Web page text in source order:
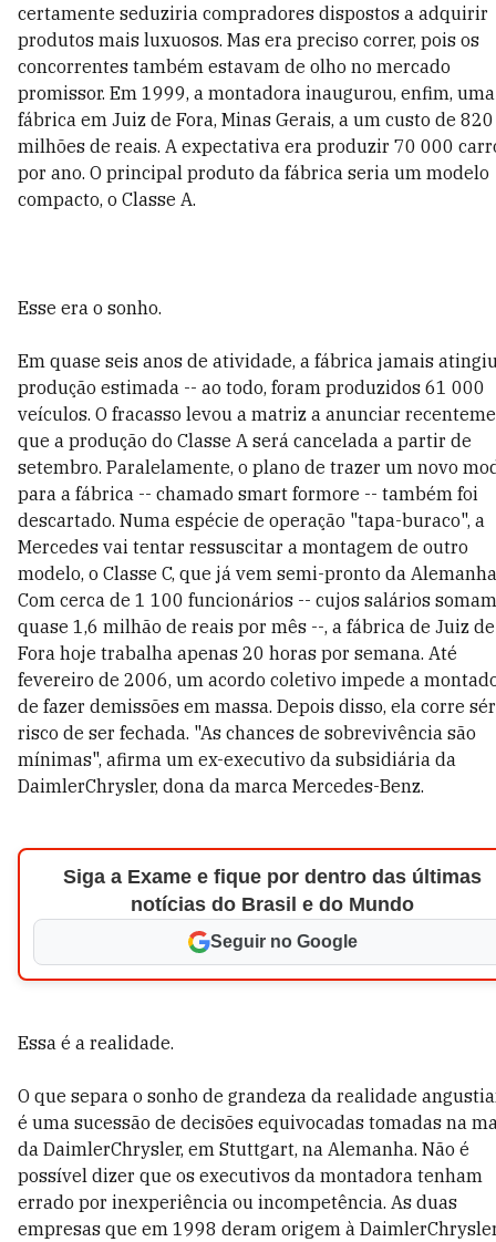
certamente seduziria compradores dispostos a adquirir
produtos mais luxuosos. Mas era preciso correr, pois os
concorrentes também estavam de olho no mercado
promissor. Em 1999, a montadora inaugurou, enfim, uma
fábrica em Juiz de Fora, Minas Gerais, a um custo de 820
milhões de reais. A expectativa era produzir 70 000
por ano. O principal produto da fábrica seria um modelo
compacto, o Classe A.
Esse era o sonho.
Em quase seis anos de atividade, a fábrica jamais
produção estimada -- ao todo, foram produzidos 61 000
veículos. O fracasso levou a matriz a anunciar
que a produção do Classe A será cancelada a partir de
setembro. Paralelamente, o plano de trazer um novo
para a fábrica -- chamado smart formore -- também foi
descartado. Numa espécie de operação "tapa-buraco", a
Mercedes vai tentar ressuscitar a montagem de outro
modelo, o Classe C, que já vem semi-pronto da
Com cerca de 1 100 funcionários -- cujos salários somam
quase 1,6 milhão de reais por mês --, a fábrica de Juiz de
Fora hoje trabalha apenas 20 horas por semana. Até
fevereiro de 2006, um acordo coletivo impede a
de fazer demissões em massa. Depois disso, ela corre
risco de ser fechada. "As chances de sobrevivência são
mínimas", afirma um ex-executivo da subsidiária da
DaimlerChrysler, dona da marca Mercedes-Benz.
Siga a Exame e fique por dentro das últimas
notícias do Brasil e do Mundo
Seguir no Google
Essa é a realidade.
O que separa o sonho de grandeza da realidade
é uma sucessão de decisões equivocadas tomadas na
da DaimlerChrysler, em Stuttgart, na Alemanha. Não é
possível dizer que os executivos da montadora tenham
errado por inexperiência ou incompetência. As duas
empresas que em 1998 deram origem à